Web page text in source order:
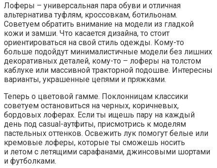
Лоферы – универсальная пара обуви и отличная
альтернатива туфлям, кроссовкам, ботильонам.
Советуем обратить внимание на модели из гладкой
кожи и замши. Что касается дизайна, то стоит
ориентироваться на свой стиль одежды. Кому-то
больше подойдут минималистичные модели без лишних
декоративных деталей, кому-то – лоферы на толстом
каблуке или массивной тракторной подошве. Интересны
варианты, украшенные цепями и пряжками.
Теперь о цветовой гамме. Поклонницам классики
советуем остановиться на черных, коричневых,
бордовых лоферах. Если ты ищешь пару на каждый
день под casual-аутфиты, присмотрись к моделям
пастельных оттенков. Освежить лук помогут белые или
кремовые лоферы, которые ты сможешь носить
и летом с летящими сарафанами, джинсовыми шортами
и футболками.